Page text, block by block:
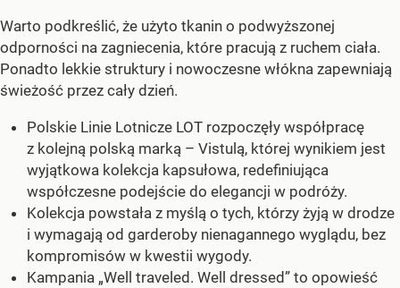
Warto podkreślić, że użyto tkanin o podwyższonej
odporności na zagniecenia, które pracują z ruchem ciała.
Ponadto lekkie struktury i nowoczesne włókna zapewniają
świeżość przez cały dzień.
Polskie Linie Lotnicze LOT rozpoczęły współpracę
z kolejną polską marką – Vistulą, której wynikiem jest
wyjątkowa kolekcja kapsułowa, redefiniująca
współczesne podejście do elegancji w podróży.
Kolekcja powstała z myślą o tych, którzy żyją w drodze
i wymagają od garderoby nienagannego wyglądu, bez
kompromisów w kwestii wygody.
Kampania „Well traveled. Well dressed” to opowieść